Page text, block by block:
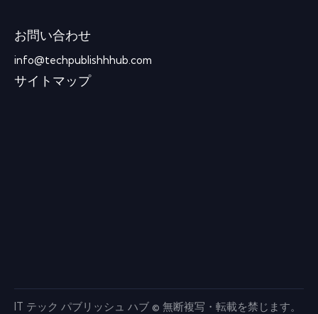
お問い合わせ
info@techpublishhhub.com
サイトマップ
IT テック パブリッシュ ハブ © 無断複写・転載を禁じます。